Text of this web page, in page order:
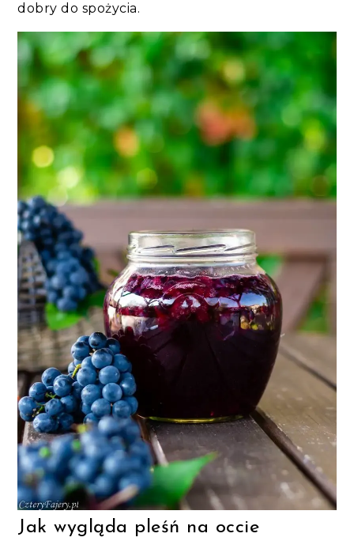
dobry do spożycia.
Jak wygląda pleśń na occie